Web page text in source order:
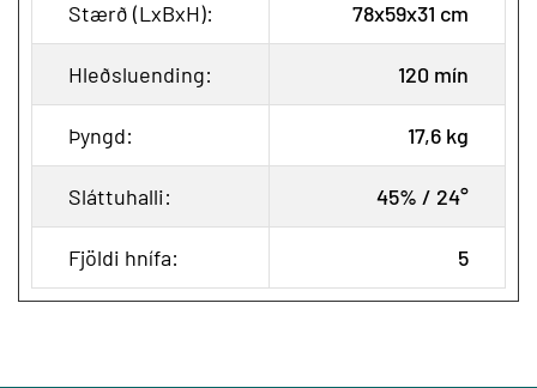
Stærð (LxBxH): 78x59x31 cm
Hleðsluending: 120 mín
Þyngd: 17,6 kg
Sláttuhalli: 45% / 24°
Fjöldi hnífa: 5